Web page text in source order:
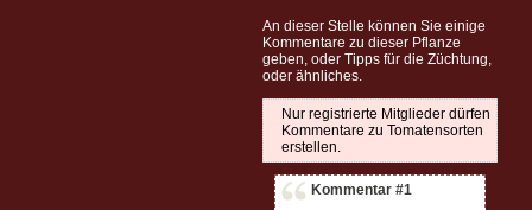
An dieser Stelle können Sie einige
Kommentare zu dieser Pflanze
geben, oder Tipps für die Züchtung,
oder ähnliches.
Nur registrierte Mitglieder dürfen
Kommentare zu Tomatensorten
erstellen.
Kommentar #1